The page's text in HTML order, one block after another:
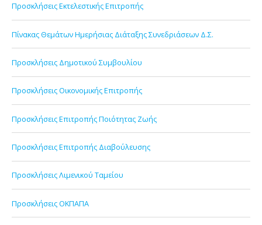
Προσκλήσεις Εκτελεστικής Επιτροπής
Πίνακας Θεμάτων Ημερήσιας Διάταξης Συνεδριάσεων Δ.Σ.
Προσκλήσεις Δημοτικού Συμβουλίου
Προσκλήσεις Οικονομικής Επιτροπής
Προσκλήσεις Επιτροπής Ποιότητας Ζωής
Προσκλήσεις Επιτροπής Διαβούλευσης
Προσκλήσεις Λιμενικού Ταμείου
Προσκλήσεις ΟΚΠΑΠΑ